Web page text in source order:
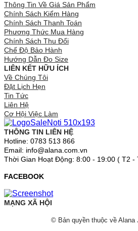
Thông Tin Về Giá Sản Phẩm
Chính Sách Kiểm Hàng
Chính Sách Thanh Toán
Phương Thức Mua Hàng
Chính Sách Thu Đổi
Chế Độ Bảo Hành
Hướng Dẫn Đo Size
LIÊN KẾT HỮU ÍCH
Về Chúng Tôi
Đặt Lịch Hẹn
Tin Tức
Liên Hệ
Cơ Hội Việc Làm
THÔNG TIN LIÊN HỆ
Hotline: 0783 513 866
Email: info@alana.com.vn
Thời Gian Hoạt Động: 8:00 - 19:00 ( T2 -
FACEBOOK
MẠNG XÃ HỘI
© Bản quyền thuộc về Alana